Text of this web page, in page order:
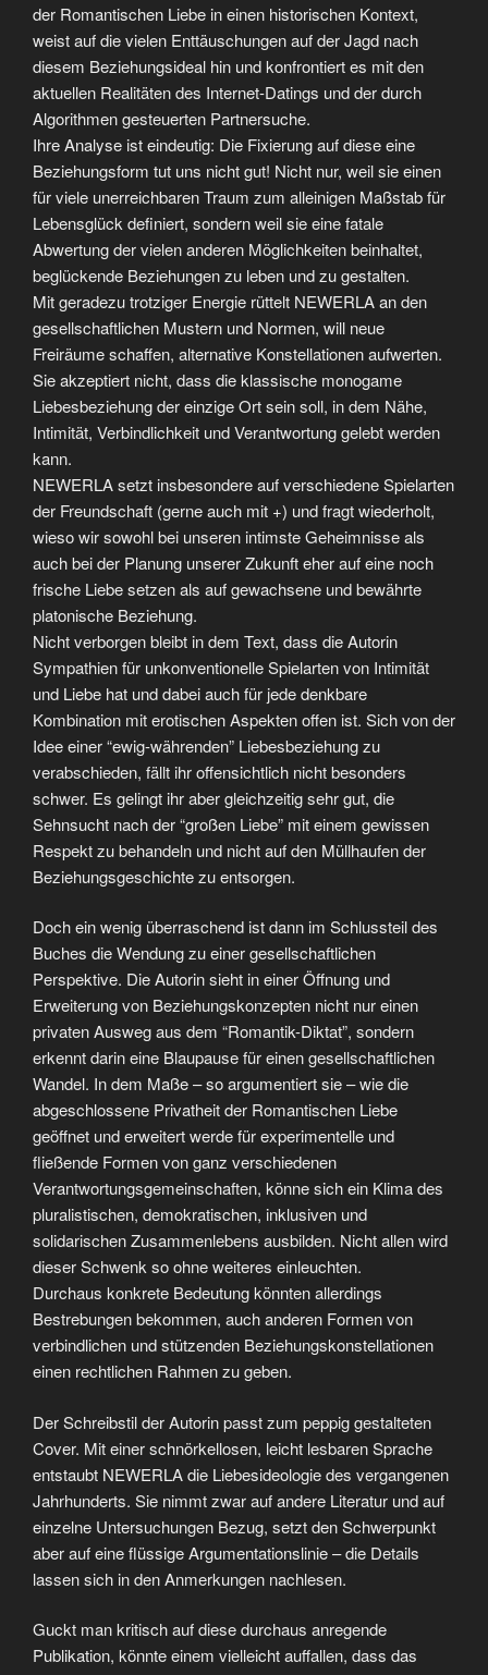
der Romantischen Liebe in einen historischen Kontext,
weist auf die vielen Enttäuschungen auf der Jagd nach
diesem Beziehungsideal hin und konfrontiert es mit den
aktuellen Realitäten des Internet-Datings und der durch
Algorithmen gesteuerten Partnersuche.
Ihre Analyse ist eindeutig: Die Fixierung auf diese eine
Beziehungsform tut uns nicht gut! Nicht nur, weil sie einen
für viele unerreichbaren Traum zum alleinigen Maßstab für
Lebensglück definiert, sondern weil sie eine fatale
Abwertung der vielen anderen Möglichkeiten beinhaltet,
beglückende Beziehungen zu leben und zu gestalten.
Mit geradezu trotziger Energie rüttelt NEWERLA an den
gesellschaftlichen Mustern und Normen, will neue
Freiräume schaffen, alternative Konstellationen aufwerten.
Sie akzeptiert nicht, dass die klassische monogame
Liebesbeziehung der einzige Ort sein soll, in dem Nähe,
Intimität, Verbindlichkeit und Verantwortung gelebt werden
kann.
NEWERLA setzt insbesondere auf verschiedene Spielarten
der Freundschaft (gerne auch mit +) und fragt wiederholt,
wieso wir sowohl bei unseren intimste Geheimnisse als
auch bei der Planung unserer Zukunft eher auf eine noch
frische Liebe setzen als auf gewachsene und bewährte
platonische Beziehung.
Nicht verborgen bleibt in dem Text, dass die Autorin
Sympathien für unkonventionelle Spielarten von Intimität
und Liebe hat und dabei auch für jede denkbare
Kombination mit erotischen Aspekten offen ist. Sich von der
Idee einer “ewig-währenden” Liebesbeziehung zu
verabschieden, fällt ihr offensichtlich nicht besonders
schwer. Es gelingt ihr aber gleichzeitig sehr gut, die
Sehnsucht nach der “großen Liebe” mit einem gewissen
Respekt zu behandeln und nicht auf den Müllhaufen der
Beziehungsgeschichte zu entsorgen.
Doch ein wenig überraschend ist dann im Schlussteil des
Buches die Wendung zu einer gesellschaftlichen
Perspektive. Die Autorin sieht in einer Öffnung und
Erweiterung von Beziehungskonzepten nicht nur einen
privaten Ausweg aus dem “Romantik-Diktat”, sondern
erkennt darin eine Blaupause für einen gesellschaftlichen
Wandel. In dem Maße – so argumentiert sie – wie die
abgeschlossene Privatheit der Romantischen Liebe
geöffnet und erweitert werde für experimentelle und
fließende Formen von ganz verschiedenen
Verantwortungsgemeinschaften, könne sich ein Klima des
pluralistischen, demokratischen, inklusiven und
solidarischen Zusammenlebens ausbilden. Nicht allen wird
dieser Schwenk so ohne weiteres einleuchten.
Durchaus konkrete Bedeutung könnten allerdings
Bestrebungen bekommen, auch anderen Formen von
verbindlichen und stützenden Beziehungskonstellationen
einen rechtlichen Rahmen zu geben.
Der Schreibstil der Autorin passt zum peppig gestalteten
Cover. Mit einer schnörkellosen, leicht lesbaren Sprache
entstaubt NEWERLA die Liebesideologie des vergangenen
Jahrhunderts. Sie nimmt zwar auf andere Literatur und auf
einzelne Untersuchungen Bezug, setzt den Schwerpunkt
aber auf eine flüssige Argumentationslinie – die Details
lassen sich in den Anmerkungen nachlesen.
Guckt man kritisch auf diese durchaus anregende
Publikation, könnte einem vielleicht auffallen, dass das